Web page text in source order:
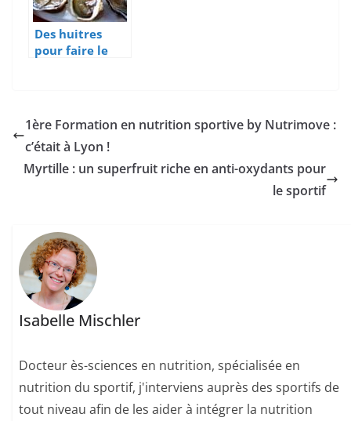
Des huitres
pour faire le
1ère Formation en nutrition sportive by Nutrimove :
c’était à Lyon !
Myrtille : un superfruit riche en anti-oxydants pour
le sportif
Isabelle Mischler
Docteur ès-sciences en nutrition, spécialisée en
nutrition du sportif, j'interviens auprès des sportifs de
tout niveau afin de les aider à intégrer la nutrition